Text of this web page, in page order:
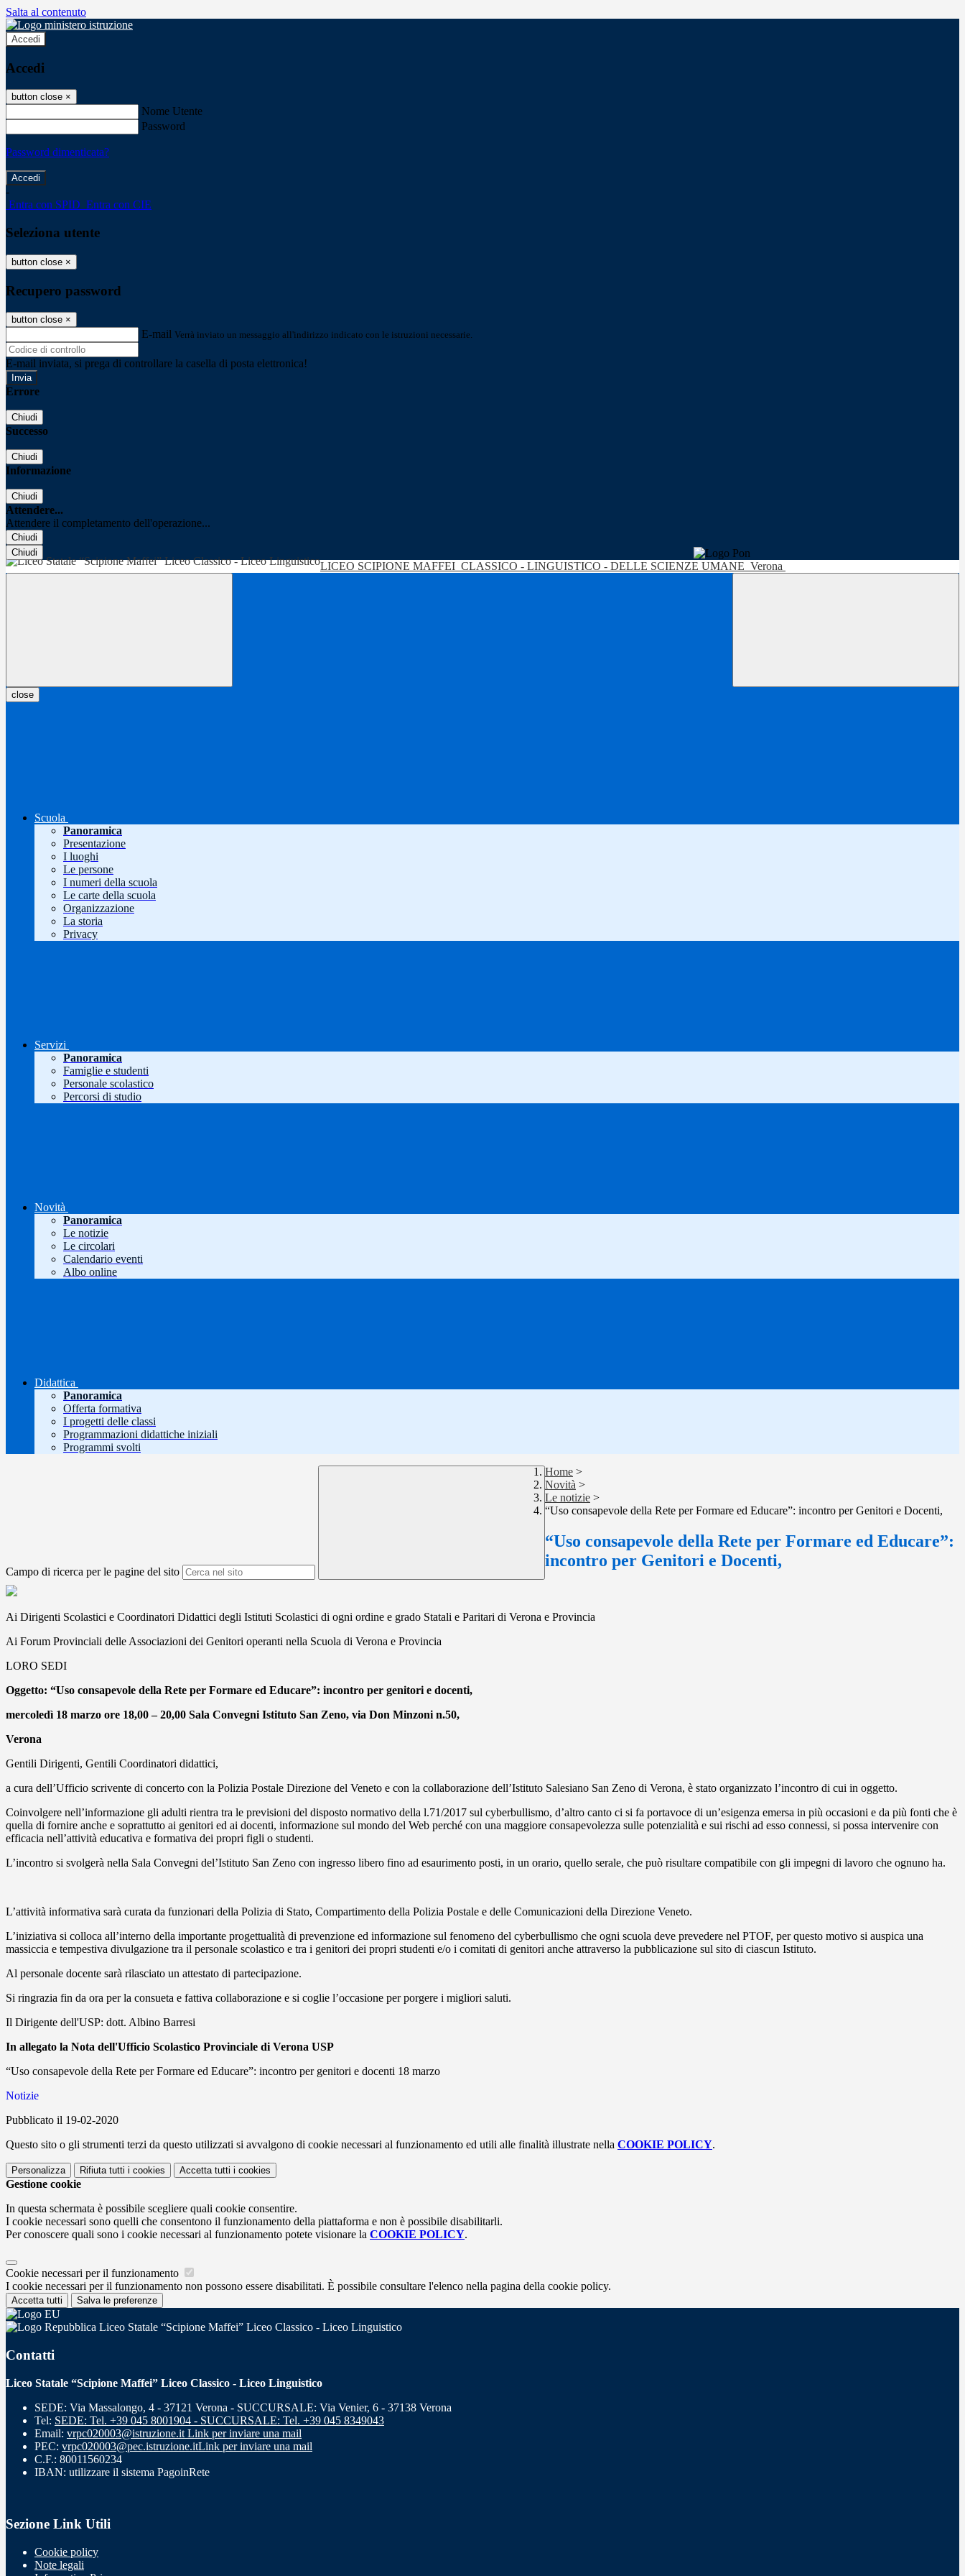
Salta al contenuto
Accedi
Accedi
button close ×
Nome Utente
Password
Password dimenticata?
-
Entra con SPID Entra con CIE
Seleziona utente
button close ×
Recupero password
button close ×
E-mail Verrà inviato un messaggio all'indirizzo indicato con le istruzioni necessarie.
E-mail inviata, si prega di controllare la casella di posta elettronica!
Errore
Chiudi
Successo
Chiudi
Informazione
Chiudi
Attendere...
Attendere il completamento dell'operazione...
Chiudi
Chiudi
LICEO SCIPIONE MAFFEI CLASSICO - LINGUISTICO - DELLE SCIENZE UMANE Verona
close
Scuola
Panoramica
Presentazione
I luoghi
Le persone
I numeri della scuola
Le carte della scuola
Organizzazione
La storia
Privacy
Servizi
Panoramica
Famiglie e studenti
Personale scolastico
Percorsi di studio
Novità
Panoramica
Le notizie
Le circolari
Calendario eventi
Albo online
Didattica
Panoramica
Offerta formativa
I progetti delle classi
Programmazioni didattiche iniziali
Programmi svolti
Campo di ricerca per le pagine del sito
Home >
Novità >
Le notizie >
“Uso consapevole della Rete per Formare ed Educare”: incontro per Genitori e Docenti,
“Uso consapevole della Rete per Formare ed Educare”:
incontro per Genitori e Docenti,
Ai Dirigenti Scolastici e Coordinatori Didattici degli Istituti Scolastici di ogni ordine e grado Statali e Paritari di Verona e Provincia
Ai Forum Provinciali delle Associazioni dei Genitori operanti nella Scuola di Verona e Provincia
LORO SEDI
Oggetto: “Uso consapevole della Rete per Formare ed Educare”: incontro per genitori e docenti,
mercoledì 18 marzo ore 18,00 – 20,00 Sala Convegni Istituto San Zeno, via Don Minzoni n.50,
Verona
Gentili Dirigenti, Gentili Coordinatori didattici,
a cura dell’Ufficio scrivente di concerto con la Polizia Postale Direzione del Veneto e con la collaborazione dell’Istituto Salesiano San Zeno di Verona, è stato organizzato l’incontro di cui in oggetto.
Coinvolgere nell’informazione gli adulti rientra tra le previsioni del disposto normativo della l.71/2017 sul cyberbullismo, d’altro canto ci si fa portavoce di un’esigenza emersa in più occasioni e da più fonti che è
quella di fornire anche e soprattutto ai genitori ed ai docenti, informazione sul mondo del Web perché con una maggiore consapevolezza sulle potenzialità e sui rischi ad esso connessi, si possa intervenire con
efficacia nell’attività educativa e formativa dei propri figli o studenti.
L’incontro si svolgerà nella Sala Convegni del’Istituto San Zeno con ingresso libero fino ad esaurimento posti, in un orario, quello serale, che può risultare compatibile con gli impegni di lavoro che ognuno ha.
L’attività informativa sarà curata da funzionari della Polizia di Stato, Compartimento della Polizia Postale e delle Comunicazioni della Direzione Veneto.
L’iniziativa si colloca all’interno della importante progettualità di prevenzione ed informazione sul fenomeno del cyberbullismo che ogni scuola deve prevedere nel PTOF, per questo motivo si auspica una
massiccia e tempestiva divulgazione tra il personale scolastico e tra i genitori dei propri studenti e/o i comitati di genitori anche attraverso la pubblicazione sul sito di ciascun Istituto.
Al personale docente sarà rilasciato un attestato di partecipazione.
Si ringrazia fin da ora per la consueta e fattiva collaborazione e si coglie l’occasione per porgere i migliori saluti.
Il Dirigente dell'USP: dott. Albino Barresi
In allegato la Nota dell'Ufficio Scolastico Provinciale di Verona USP
“Uso consapevole della Rete per Formare ed Educare”: incontro per genitori e docenti 18 marzo
Notizie
Pubblicato il 19-02-2020
Questo sito o gli strumenti terzi da questo utilizzati si avvalgono di cookie necessari al funzionamento ed utili alle finalità illustrate nella COOKIE POLICY.
Personalizza Rifiuta tutti i cookies Accetta tutti i cookies
Gestione cookie
In questa schermata è possibile scegliere quali cookie consentire.
I cookie necessari sono quelli che consentono il funzionamento della piattaforma e non è possibile disabilitarli.
Per conoscere quali sono i cookie necessari al funzionamento potete visionare la COOKIE POLICY.
Cookie necessari per il funzionamento
I cookie necessari per il funzionamento non possono essere disabilitati. È possibile consultare l'elenco nella pagina della cookie policy.
Accetta tutti Salva le preferenze
Liceo Statale “Scipione Maffei” Liceo Classico - Liceo Linguistico
Contatti
Liceo Statale “Scipione Maffei” Liceo Classico - Liceo Linguistico
SEDE: Via Massalongo, 4 - 37121 Verona - SUCCURSALE: Via Venier, 6 - 37138 Verona
Tel: SEDE: Tel. +39 045 8001904 - SUCCURSALE: Tel. +39 045 8349043
Email: vrpc020003@istruzione.it Link per inviare una mail
PEC: vrpc020003@pec.istruzione.itLink per inviare una mail
C.F.: 80011560234
IBAN: utilizzare il sistema PagoinRete
Sezione Link Utili
Cookie policy
Note legali